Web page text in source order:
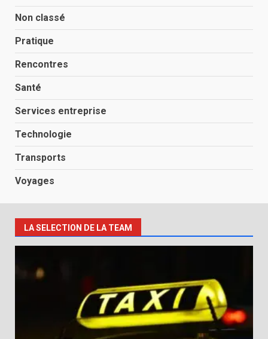
Non classé
Pratique
Rencontres
Santé
Services entreprise
Technologie
Transports
Voyages
LA SELECTION DE LA TEAM